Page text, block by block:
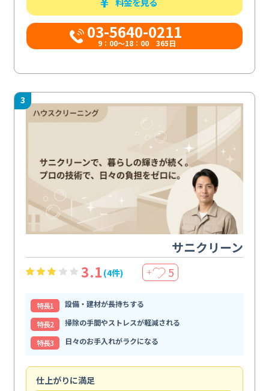
03-5640-0211
9：00～18：00 365日
3
サニクリーン
3.1 (4件) ＋ 5
特⻑1
設備・建材が長持ちする
特⻑2
掃除の手間やストレスが軽減される
特⻑3
日々のお手入れがラクになる
仕上がりに満足